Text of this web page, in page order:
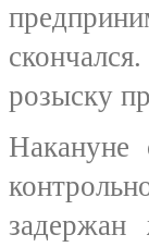
розыску
Накануне
задержан